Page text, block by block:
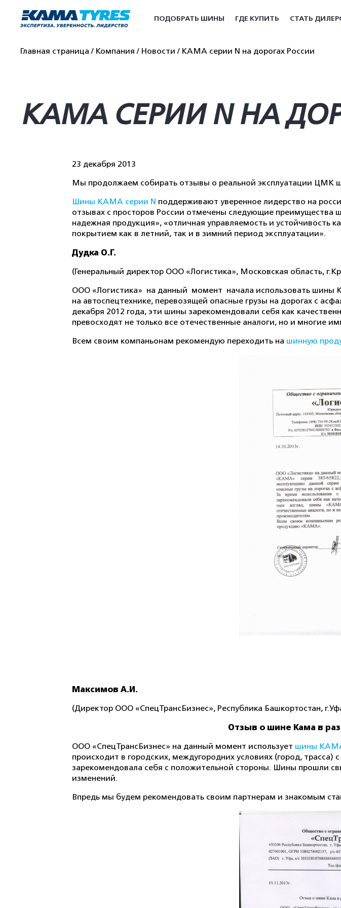
ПОДОБРАТЬ ШИНЫ ГДЕ КУПИТЬ СТАТЬ
Главная страница Компания Новости KAMA серии N на дорогах России
KAMA СЕРИИ N НА
23 декабря 2013
Мы продолжаем собирать отзывы о реальной эксплуатации ЦМК
Шины КАМА серии N поддерживают уверенное лидерство на
отзывах с просторов России отмечены следующие преимущества
надежная продукция», «отличная управляемость и устойчивость
покрытием как в летний, так и в зимний период эксплуатации».
Дудка О.Г.
(Генеральный директор ООО «Логистика», Московская область,
ООО «Логистика» на данный момент начала использовать
на автоспецтехнике, перевозящей опасные грузы на дорогах с
декабря 2012 года, эти шины зарекомендовали себя как
превосходят не только все отечественные аналоги, но и многие
Всем своим компаньонам рекомендую переходить на шинную
Максимов А.И.
(Директор ООО «СпецТрансБизнес», Республика Башкортостан,
Отзыв о шине Кама в
ООО «СпецТрансБизнес» на данный момент использует шины
происходит в городских, междугородних условиях (город,
зарекомендовала себя с положительной стороны. Шины прошли
изменений.
Впредь мы будем рекомендовать своим партнерам и знакомым